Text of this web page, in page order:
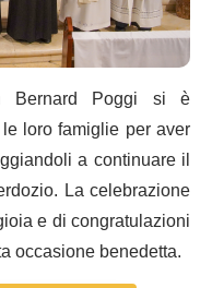
Bernard Poggi si è
loro famiglie per aver
a continuare il
La celebrazione
e di congratulazioni
occasione benedetta.